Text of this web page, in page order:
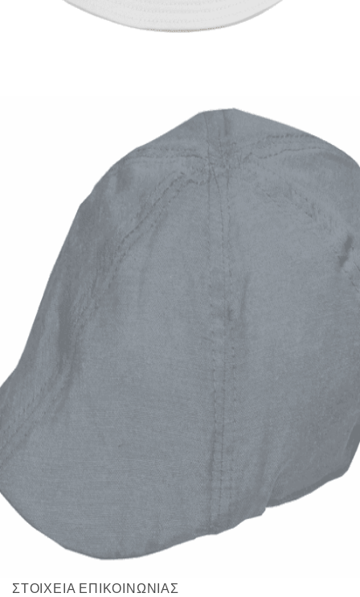
Μονόχρωμο καπέλο κώνος
Quick View
ΑΝΔΡΙΚΑ ΚΑΠΕΛΑ
Καλοκαιρινή τραγιάσκα Oxford
7,00
ΣΤΟΙΧΕΙΑ ΕΠΙΚΟΙΝΩΝΙΑΣ